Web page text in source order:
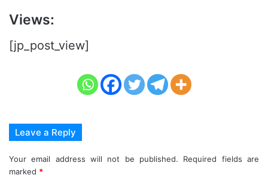
Views:
[jp_post_view]
Leave a Reply
Your email address will not be published.
Required fields are
marked *